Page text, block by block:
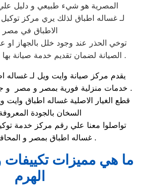
المصرية هو شيء طبيعي و دليل علي
لـ غساله اطباق لذلك يري مركز
الاطباق في مصر
توخي الحذر عند وجود خلل بالجهاز او
الصيانة لضمان تقديم خدمة صيانة بها اعلي معايير السلامة .
يقدم مركز صيانة وايت ويل لـ غساله
خدمات منزلية فورية بمصر و مصر و جميع المحافظات .
قطع الغيار الاصلية غساله اطباق
السخان بالجودة
تواصلوا معنا علي رقم مركز خدمة
غساله اطباق بمصر و المحافظات .
ما هي مميزات
الهرم